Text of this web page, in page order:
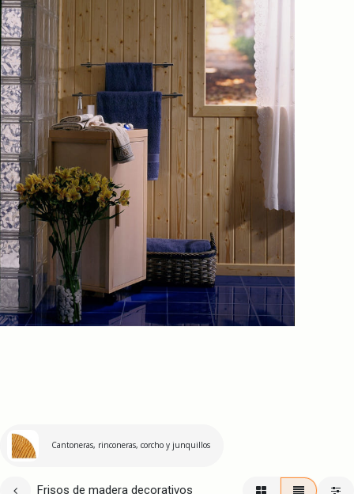
Cantoneras, rinconeras, corcho y junquillos
Frisos de madera decorativos